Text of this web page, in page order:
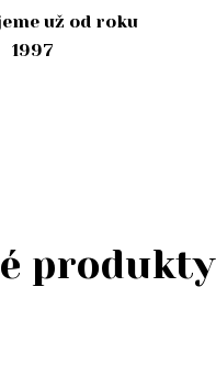
už od roku
1997
produkty